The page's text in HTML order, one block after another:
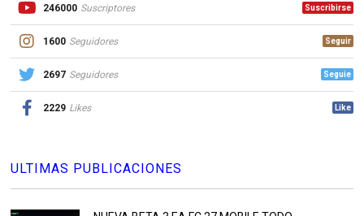
246000 Suscriptores Suscribirse
1600 Seguidores Seguir
2697 Seguidores Seguie
2229 Likes Like
ULTIMAS PUBLICACIONES